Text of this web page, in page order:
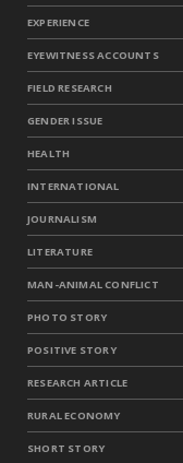
EXPERIENCE
EYEWITNESS ACCOUNTS
FIELD RESEARCH
GENDER ISSUE
HEALTH
INTERNATIONAL
JOURNALISM
LITERATURE
MAN-ANIMAL CONFLICT
PHOTO STORY
POSITIVE STORY
RESEARCH ARTICLE
RURAL ECONOMY
SHORT STORY